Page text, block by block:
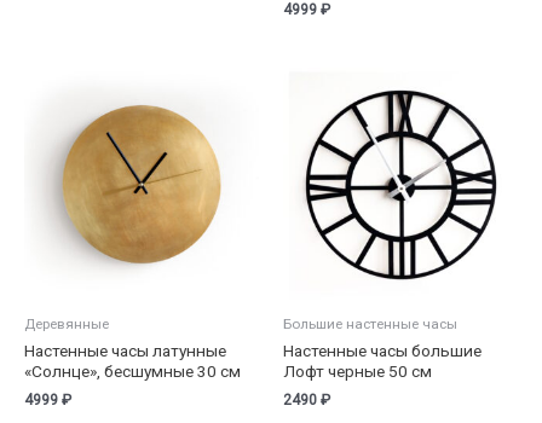
4999 ₽
Деревянные
Настенные часы латунные
«Солнце», бесшумные 30 см
4999 ₽
Большие настенные часы
Настенные часы большие
Лофт черные 50 см
2490 ₽